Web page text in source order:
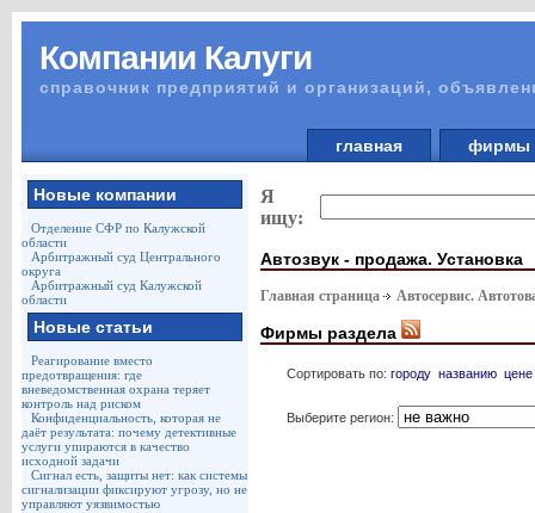
Компании Калуги
справочник предприятий и организаций,
главная
Новые компании
Отделение СФР по Калужской
области
Арбитражный суд Центрального
округа
Арбитражный суд Калужской
области
Новые статьи
Реагирование вместо
предотвращения: где
вневедомственная охрана теряет
контроль над риском
Конфиденциальность, которая не
даёт результата: почему детективные
услуги упираются в качество
исходной задачи
Сигнал есть, защиты нет: как системы
сигнализации фиксируют угрозу, но не
управляют уязвимостью
Я
ищу:
Автозвук - продажа. Установка
Главная страница Автосервис.
Фирмы раздела
Сортировать по: городу названию цене
Выберите регион: